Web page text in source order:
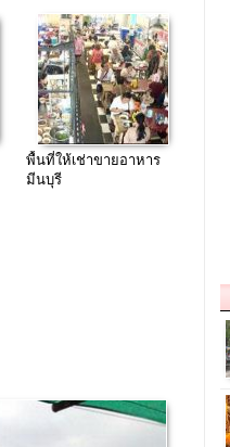
พื้นที่ให้เช่าขายอาหาร
มีนบุรี